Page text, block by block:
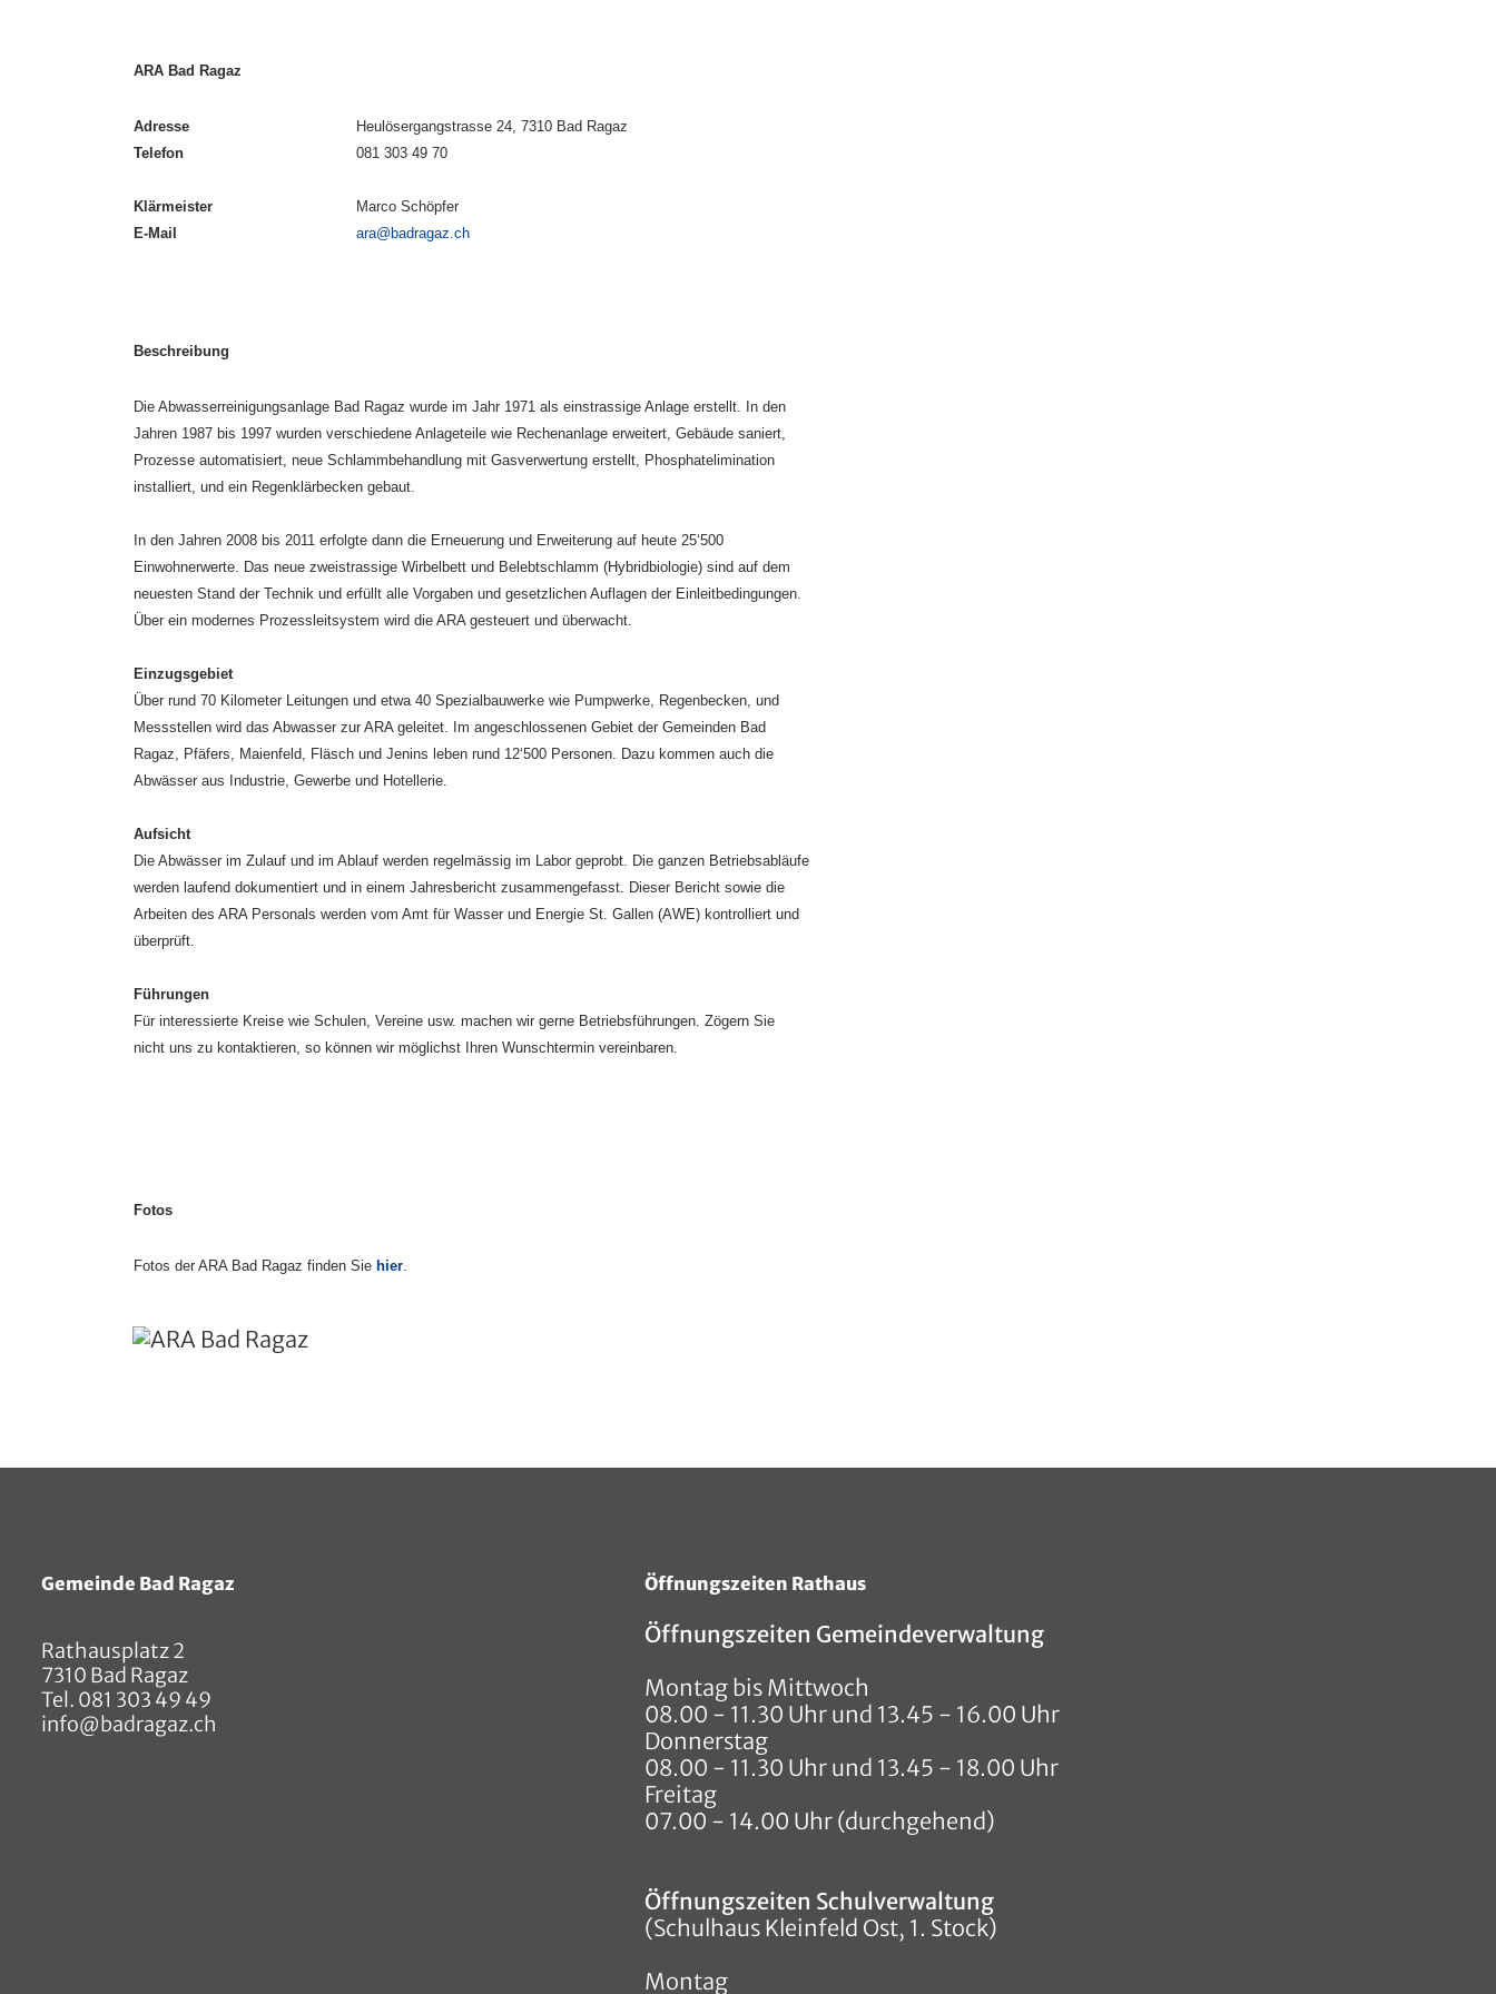
ARA Bad Ragaz
Adresse
Telefon
Klärmeister
E-Mail
Heulösergangstrasse 24, 7310 Bad Ragaz
081 303 49 70
Marco Schöpfer
ara@badragaz.ch
Beschreibung
Die Abwasserreinigungsanlage Bad Ragaz wurde im Jahr 1971 als einstrassige Anlage erstellt. In den
Jahren 1987 bis 1997 wurden verschiedene Anlageteile wie Rechenanlage erweitert, Gebäude saniert,
Prozesse automatisiert, neue Schlammbehandlung mit Gasverwertung erstellt, Phosphatelimination
installiert, und ein Regenklärbecken gebaut.
In den Jahren 2008 bis 2011 erfolgte dann die Erneuerung und Erweiterung auf heute 25‘500
Einwohnerwerte. Das neue zweistrassige Wirbelbett und Belebtschlamm (Hybridbiologie) sind auf dem
neuesten Stand der Technik und erfüllt alle Vorgaben und gesetzlichen Auflagen der Einleitbedingungen.
Über ein modernes Prozessleitsystem wird die ARA gesteuert und überwacht.
Einzugsgebiet
Über rund 70 Kilometer Leitungen und etwa 40 Spezialbauwerke wie Pumpwerke, Regenbecken, und
Messstellen wird das Abwasser zur ARA geleitet. Im angeschlossenen Gebiet der Gemeinden Bad
Ragaz, Pfäfers, Maienfeld, Fläsch und Jenins leben rund 12‘500 Personen. Dazu kommen auch die
Abwässer aus Industrie, Gewerbe und Hotellerie.
Aufsicht
Die Abwässer im Zulauf und im Ablauf werden regelmässig im Labor geprobt. Die ganzen Betriebsabläufe
werden laufend dokumentiert und in einem Jahresbericht zusammengefasst. Dieser Bericht sowie die
Arbeiten des ARA Personals werden vom Amt für Wasser und Energie St. Gallen (AWE) kontrolliert und
überprüft.
Führungen
Für interessierte Kreise wie Schulen, Vereine usw. machen wir gerne Betriebsführungen. Zögern Sie
nicht uns zu kontaktieren, so können wir möglichst Ihren Wunschtermin vereinbaren.
Fotos
Fotos der ARA Bad Ragaz finden Sie hier.
Fusszeile
Gemeinde Bad Ragaz
Rathausplatz 2
7310 Bad Ragaz
Tel. 081 303 49 49
info@badragaz.ch
Öffnungszeiten Rathaus
Öffnungszeiten Gemeindeverwaltung
Montag bis Mittwoch
08.00 - 11.30 Uhr und 13.45 - 16.00 Uhr
Donnerstag
08.00 - 11.30 Uhr und 13.45 - 18.00 Uhr
Freitag
07.00 - 14.00 Uhr (durchgehend)
Öffnungszeiten Schulverwaltung
(Schulhaus Kleinfeld Ost, 1. Stock)
Montag